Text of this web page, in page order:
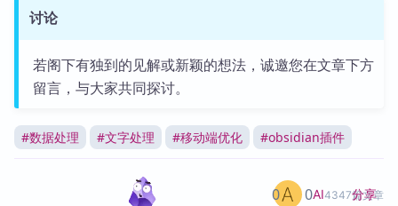
讨论
若阁下有独到的见解或新颖的想法，诚邀您在文章下方
留言，与大家共同探讨。
#数据处理 #文字处理 #移动端优化 #obsidian插件
AI4347篇文章
0 0 分享